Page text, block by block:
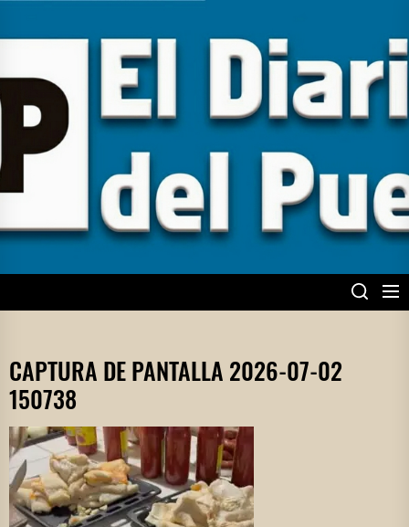
content
EL DIARIO DEL
PUEBLO
CAPTURA DE PANTALLA 2026-07-02
150738